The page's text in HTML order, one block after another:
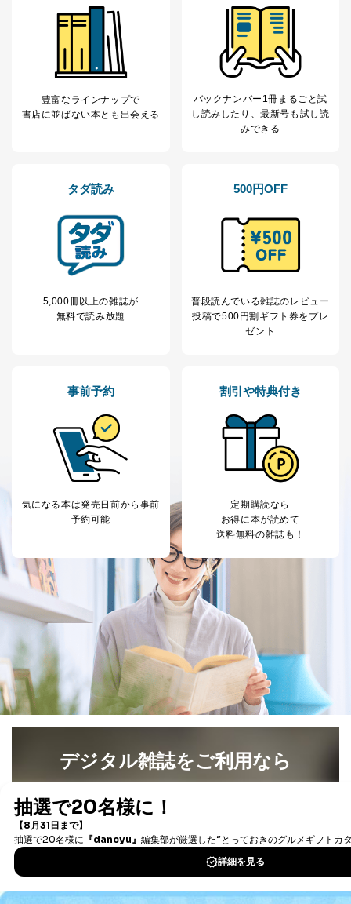
トに登録された方
の個人情報
その他当社のプライバシーポリシ
ー等にて公表する利用目的達成の
※上記の利用目的のうちNo.1～5については保有個人デ
ータ（開示対象個人情報）の利用目的であり、下記4.の
開示等のご請求に対応させていただきます。
なお、6、7については、パートナー（提携企業）様又は
３．個人情報の第三者提供について
本人の同意を得ることなく第三者に提供することはあり
ません。ただし、次の場合は除きます。
法令に基づく場合
人の生命､身体または財産の保護のために必要がある
き。
公衆衛生の向上または児童の健全な育成の推進のため
に特に必要がある場合であって、本人の同意を得るこ
する必要がある場合であって、本人の同意を得ること
により当該事務の遂行に支障を及ぼすおそれがあると
き。
上記２．の利用目的を実施するために守秘義務を結ん
だ企業に、業務の一部として個人情報の取扱いを委
託・提供する場合、その業務に必要な範囲で委託・提
供先企業に個人情報を開示することがあります。
委託・提供先企業は具体的には以下のような企業です
が、これらに限りません。
委託先：カスタマーサポート支援会社 、クレジッ
トカード決済などの決済代行・料金回収会社、広
告配信サービス会社
提供先：出版社、出版物発売元、卸売会社、販売
店など商品の供給者、梱包会社、配送会社、新聞
販売店などの梱包・配送・配達会社
４．開示対象個人情報の「開示」「訂正」等の請求につ
いて
当社は、本人から、開示対象個人情報について利用目的
の通知を求められた場合には、遅滞なくこれに応じま
す。ただし、以下①～④のいずれかに該当する場合は、
説明させていただきます。
害するおそれがある場合
②利用目的を本人に通知し、又は公表することによって
当該事業者の権利又は正当な利益を害するおそれがある
場合
③国の機関又は地方公共団体が法令の定める事務を遂行
することに対して協力する必要がある場合であって、利
用目的を本人に通知し、又は公表することによって当該
豊富なラインナップで
書店に並ばない本とも出会える
バックナンバー1冊まるごと試
し読み したり、最新号も試し読
みできる
タダ読み
5,000冊以上の雑誌が
無料で読み放題
500円OFF
普段読んでいる雑誌のレビュー
投稿で500円割ギフト券をプレ
ゼント
事前予約
気になる本は発売日前から事前
予約可能
割引や特典付き
定期購読なら
お得に本が読めて
送料無料の雑誌も！
デジタル雑誌をご利用なら
書籍）が無料で読み放題！
DOWNLOAD FOR IOS